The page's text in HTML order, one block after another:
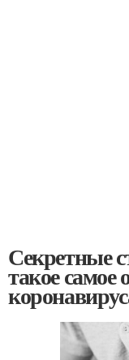
Секретные
такое самое